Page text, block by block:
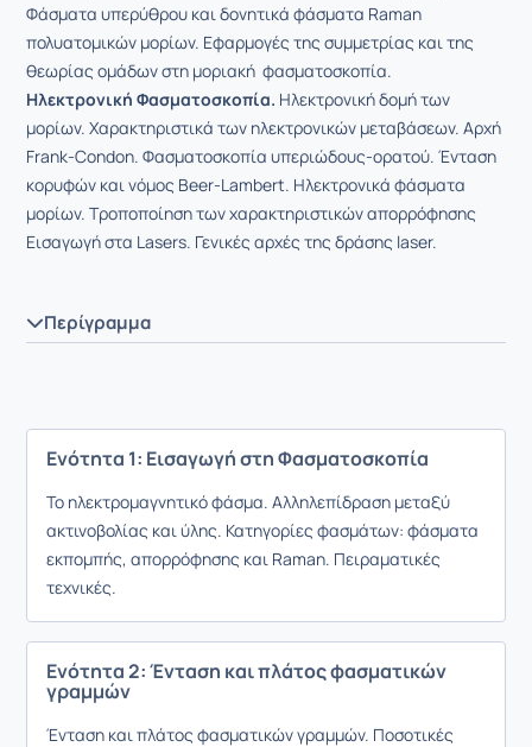
Φάσματα υπερύθρου και δονητικά φάσματα Raman
πολυατομικών μορίων. Εφαρμογές της συμμετρίας και της
θεωρίας ομάδων στη μοριακή φασματοσκοπία.
Ηλεκτρονική Φασματοσκοπία. Ηλεκτρονική δομή των
μορίων. Χαρακτηριστικά των ηλεκτρονικών μεταβάσεων. Αρχή
Frank-Condon. Φασματοσκοπία υπεριώδους-ορατού. Ένταση
κορυφών και νόμος Beer-Lambert. Ηλεκτρονικά φάσματα
μορίων. Τροποποίηση των χαρακτηριστικών απορρόφησης
Εισαγωγή στα Lasers. Γενικές αρχές της δράσης laser.
Περίγραμμα
Ενότητα 1: Εισαγωγή στη Φασματοσκοπία
Το ηλεκτρομαγνητικό φάσμα. Αλληλεπίδραση μεταξύ
ακτινοβολίας και ύλης. Κατηγορίες φασμάτων: φάσματα
εκπομπής, απορρόφησης και Raman. Πειραματικές
τεχνικές.
Ενότητα 2: Ένταση και πλάτος φασματικών
γραμμών
Ένταση και πλάτος φασματικών γραμμών. Ποσοτικές